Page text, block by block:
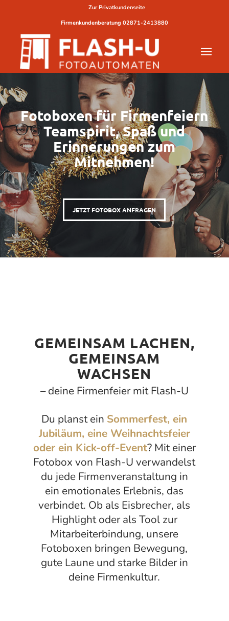
Zur Privatkundenseite
Firmenkundenberatung 02871-2413880
Fotoboxen für Firmenfeiern
Teamspirit, Spaß und
Erinnerungen zum
Mitnehmen!
JETZT FOTOBOX ANFRAGEN
GEMEINSAM LACHEN,
GEMEINSAM
WACHSEN
– deine Firmenfeier mit Flash-U
Du planst ein Sommerfest, ein
Jubiläum, eine Weihnachtsfeier
oder ein Kick-off-Event? Mit einer
Fotobox von Flash-U verwandelst
du jede Firmenveranstaltung in
ein emotionales Erlebnis, das
verbindet. Ob als Eisbrecher, als
Highlight oder als Tool zur
Mitarbeiterbindung, unsere
Fotoboxen bringen Bewegung,
gute Laune und starke Bilder in
deine Firmenkultur.